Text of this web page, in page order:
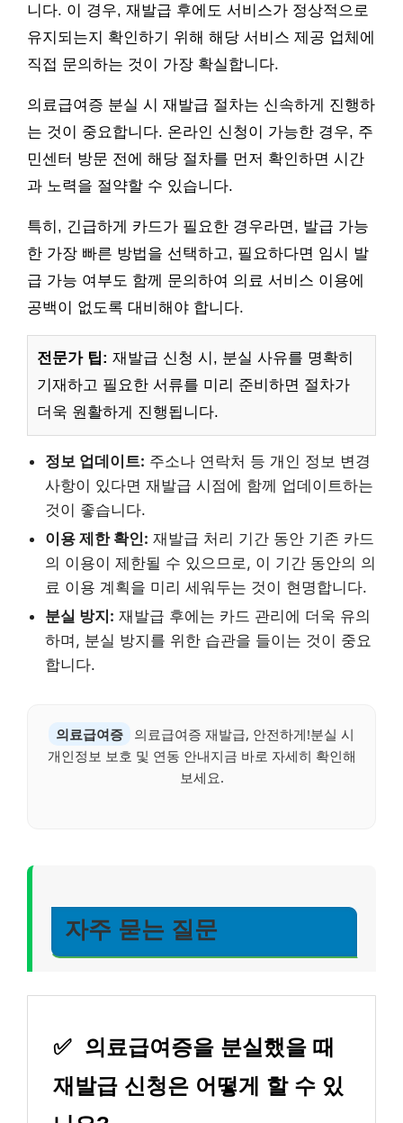
니다. 이 경우, 재발급 후에도 서비스가 정상적으로
유지되는지 확인하기 위해 해당 서비스 제공 업체에
직접 문의하는 것이 가장 확실합니다.
의료급여증 분실 시 재발급 절차는 신속하게 진행하
는 것이 중요합니다. 온라인 신청이 가능한 경우, 주
민센터 방문 전에 해당 절차를 먼저 확인하면 시간
과 노력을 절약할 수 있습니다.
특히, 긴급하게 카드가 필요한 경우라면, 발급 가능
한 가장 빠른 방법을 선택하고, 필요하다면 임시 발
급 가능 여부도 함께 문의하여 의료 서비스 이용에
공백이 없도록 대비해야 합니다.
전문가 팁: 재발급 신청 시, 분실 사유를 명확히
기재하고 필요한 서류를 미리 준비하면 절차가
더욱 원활하게 진행됩니다.
정보 업데이트: 주소나 연락처 등 개인 정보 변경
사항이 있다면 재발급 시점에 함께 업데이트하는
것이 좋습니다.
이용 제한 확인: 재발급 처리 기간 동안 기존 카드
의 이용이 제한될 수 있으므로, 이 기간 동안의 의
료 이용 계획을 미리 세워두는 것이 현명합니다.
분실 방지: 재발급 후에는 카드 관리에 더욱 유의
하며, 분실 방지를 위한 습관을 들이는 것이 중요
합니다.
의료급여증
의료급여증 재발급, 안전하게!분실 시
개인정보 보호 및 연동 안내지금 바로 자세히 확인해
보세요.
자주 묻는 질문
✅ 의료급여증을 분실했을 때
재발급 신청은 어떻게 할 수 있